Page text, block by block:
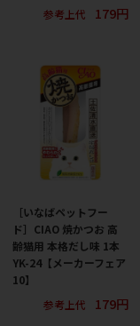
参考上代
179円
［いなばペットフー
ド］CIAO 焼かつお 高
齢猫用 本格だし味 1本
YK-24【メーカーフェア
10】
参考上代
179円